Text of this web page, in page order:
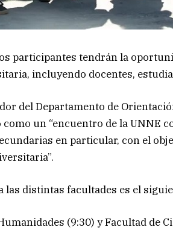
participantes tendrán la
incluyendo docentes,
del Departamento de
como un “encuentro de la UNNE
en particular, con el
las distintas facultades es el
(9:30) y Facultad de